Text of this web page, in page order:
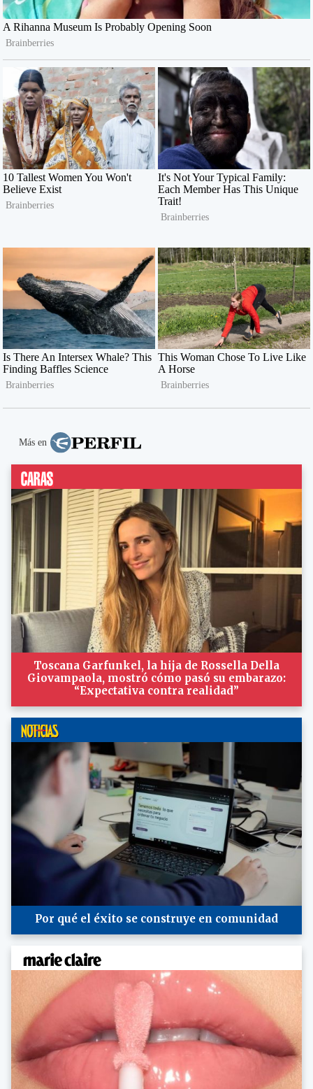
Más en
Toscana Garfunkel, la hija de Rossella Della
Giovampaola, mostró cómo pasó su embarazo:
“Expectativa contra realidad”
Por qué el éxito se construye en comunidad